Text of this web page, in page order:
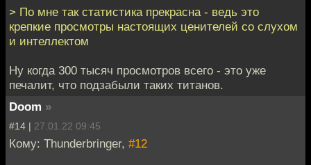
> По мне так статистика прекрасна - ведь это
крепкие просмотры настоящих ценителей со слухом
и интеллектом
Ну когда 300 тысяч просмотров всего - это уже
печалит, что подзабыли таких титанов.
Doom »
#14 | 27.01.22 09:45
Кому: Thunderbringer, #12